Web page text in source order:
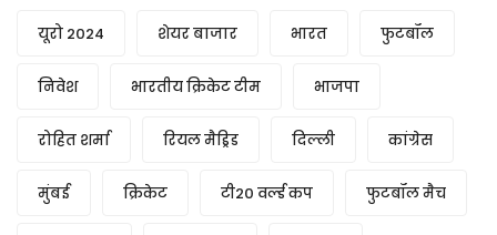
यूरो 2024 शेयर बाजार भारत फुटबॉल
निवेश भारतीय क्रिकेट टीम भाजपा
रोहित शर्मा रियल मैड्रिड दिल्ली कांग्रेस
मुंबई क्रिकेट टी20 वर्ल्ड कप फुटबॉल मैच